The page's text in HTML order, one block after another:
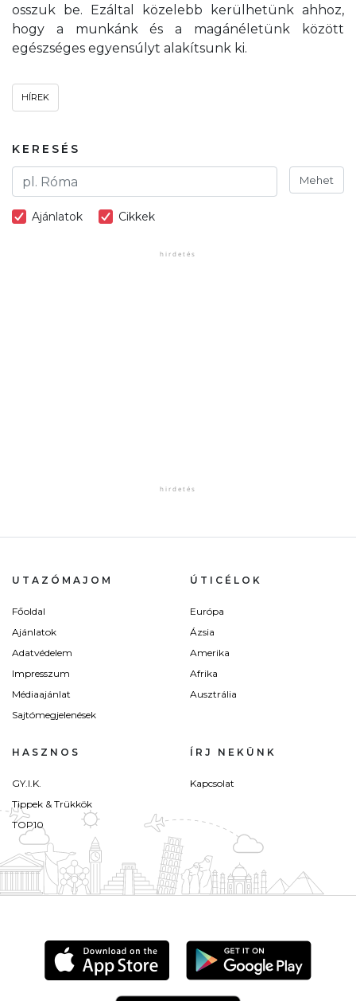
osszuk be. Ezáltal közelebb kerülhetünk ahhoz,
hogy a munkánk és a magánéletünk között
egészséges egyensúlyt alakítsunk ki.
HÍREK
KERESÉS
Mehet
Ajánlatok Cikkek
UTAZÓMAJOM
Főoldal
Ajánlatok
Adatvédelem
Impresszum
Médiaajánlat
Sajtómegjelenések
ÚTICÉLOK
Európa
Ázsia
Amerika
Afrika
Ausztrália
HASZNOS
GY.I.K.
Tippek & Trükkök
TOP10
ÍRJ NEKÜNK
Kapcsolat